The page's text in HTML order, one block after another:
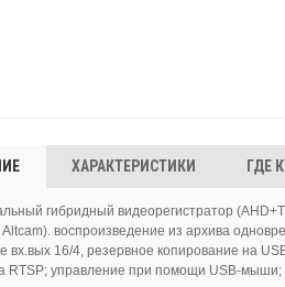
ХАРАКТЕРИСТИКИ ГДЕ
гибридный видеорегистратор
воспроизведение из архива
вх.вых 16/4, резервное копирование на
RTSP; управление при помощи USB-мыши;